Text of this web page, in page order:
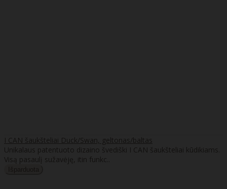
I CAN šaukšteliai Duck/Swan, geltonas/baltas
Unikalaus patentuoto dizaino švediški I CAN šaukšteliai kūdikiams.
Visą pasaulį sužavėję, itin funkc..